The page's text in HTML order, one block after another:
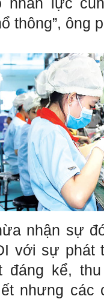
nhân lực
thông”, ông
nhận sự
với sự phát
đáng kể,
nhưng các